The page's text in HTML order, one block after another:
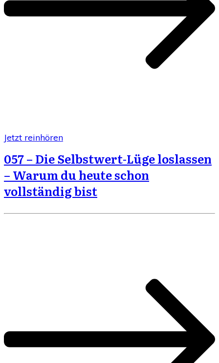
Jetzt reinhören
057 – Die Selbstwert-Lüge loslassen
– Warum du heute schon
vollständig bist